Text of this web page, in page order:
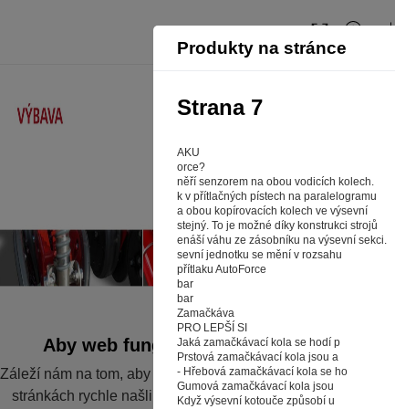
Produkty na stránce
Strana 7
AKU
orce?
něří senzorem na obou vodicích kolech.
k v přítlačných pístech na paralelogramu
a obou kopírovacích kolech ve výsevní
stejný. To je možné díky konstrukci strojů
enáší váhu ze zásobníku na výsevní sekci.
sevní jednotku se mění v rozsahu
přítlaku AutoForce
bar
bar
Zamačkáva
PRO LEPŠÍ SI
Jaká zamačkávací kola se hodí p
Prstová zamačkávací kola jsou a
- Hřebová zamačkávací kola se ho
Gumová zamačkávací kola jsou
Když výsevní kotouče způsobí u
Aby web fungoval tak, jak ho znáte
Záleží nám na tom, aby pro vás nakupování bylo co nejlepší
stránkách rychle našli to, co hledáte, ušetřili spoustu